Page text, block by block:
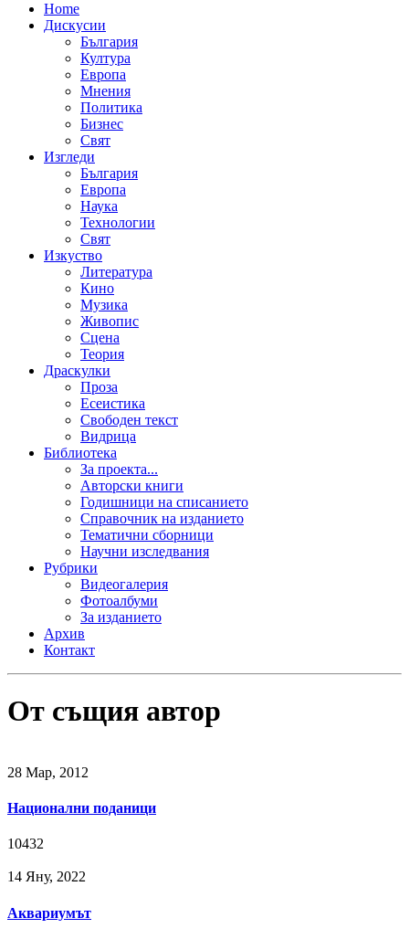
Home
Дискусии
България
Култура
Европа
Мнения
Политика
Бизнес
Свят
Изгледи
България
Европа
Наука
Технологии
Свят
Изкуство
Литература
Кино
Музика
Живопис
Сцена
Теория
Драскулки
Проза
Есеистика
Свободен текст
Видрица
Библиотека
За проекта...
Авторски книги
Годишници на списанието
Справочник на изданието
Тематични сборници
Научни изследвания
Рубрики
Видеогалерия
Фотоалбуми
За изданието
Архив
Контакт
От същия автор
28 Мар, 2012
Национални поданици
10432
14 Яну, 2022
Аквариумът